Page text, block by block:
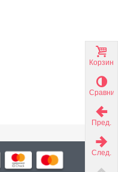
Корзина
Пред.
След.